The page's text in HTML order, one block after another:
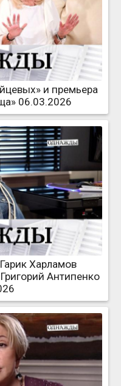
и премьера
06.03.2026
Харламов
Антипенко